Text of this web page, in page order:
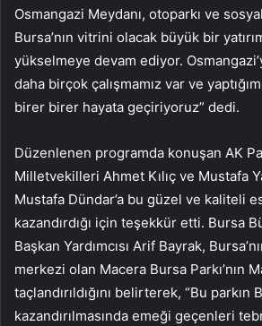
Osmangazi Meydanı, otoparkı ve
Bursa’nın vitrini olacak büyük bir
yükselmeye devam ediyor.
daha birçok çalışmamız var ve
birer birer hayata geçiriyoruz” dedi.
Düzenlenen programda konuşan AK
Milletvekilleri Ahmet Kılıç ve Mustafa
Mustafa Dündar’a bu güzel ve kaliteli
kazandırdığı için teşekkür etti. Bursa
Başkan Yardımcısı Arif Bayrak,
merkezi olan Macera Bursa Parkı’nın
taçlandırıldığını belirterek, “Bu parkın
kazandırılmasında emeği geçenleri